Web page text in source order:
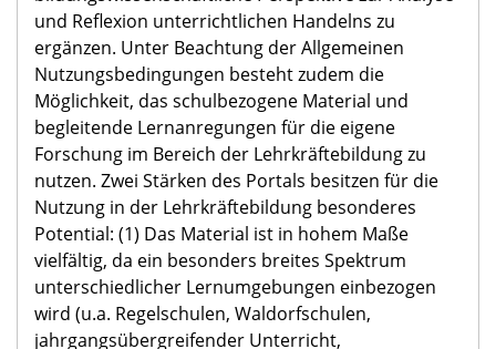
und Reflexion unterrichtlichen Handelns zu
ergänzen. Unter Beachtung der Allgemeinen
Nutzungsbedingungen besteht zudem die
Möglichkeit, das schulbezogene Material und
begleitende Lernanregungen für die eigene
Forschung im Bereich der Lehrkräftebildung zu
nutzen. Zwei Stärken des Portals besitzen für die
Nutzung in der Lehrkräftebildung besonderes
Potential: (1) Das Material ist in hohem Maße
vielfältig, da ein besonders breites Spektrum
unterschiedlicher Lernumgebungen einbezogen
wird (u.a. Regelschulen, Waldorfschulen,
jahrgangsübergreifender Unterricht,